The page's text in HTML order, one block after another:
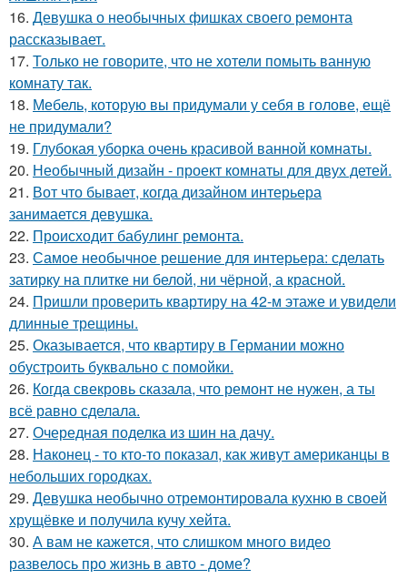
16. Девушка о необычных фишках своего ремонта
рассказывает.
17. Только не говорите, что не хотели помыть ванную
комнату так.
18. Мебель, которую вы придумали у себя в голове, ещё
не придумали?
19. Глубокая уборка очень красивой ванной комнаты.
20. Необычный дизайн - проект комнаты для двух детей.
21. Вот что бывает, когда дизайном интерьера
занимается девушка.
22. Происходит бабулинг ремонта.
23. Самое необычное решение для интерьера: сделать
затирку на плитке ни белой, ни чёрной, а красной.
24. Пришли проверить квартиру на 42-м этаже и увидели
длинные трещины.
25. Оказывается, что квартиру в Германии можно
обустроить буквально с помойки.
26. Когда свекровь сказала, что ремонт не нужен, а ты
всё равно сделала.
27. Очередная поделка из шин на дачу.
28. Наконец - то кто-то показал, как живут американцы в
небольших городках.
29. Девушка необычно отремонтировала кухню в своей
хрущёвке и получила кучу хейта.
30. А вам не кажется, что слишком много видео
развелось про жизнь в авто - доме?